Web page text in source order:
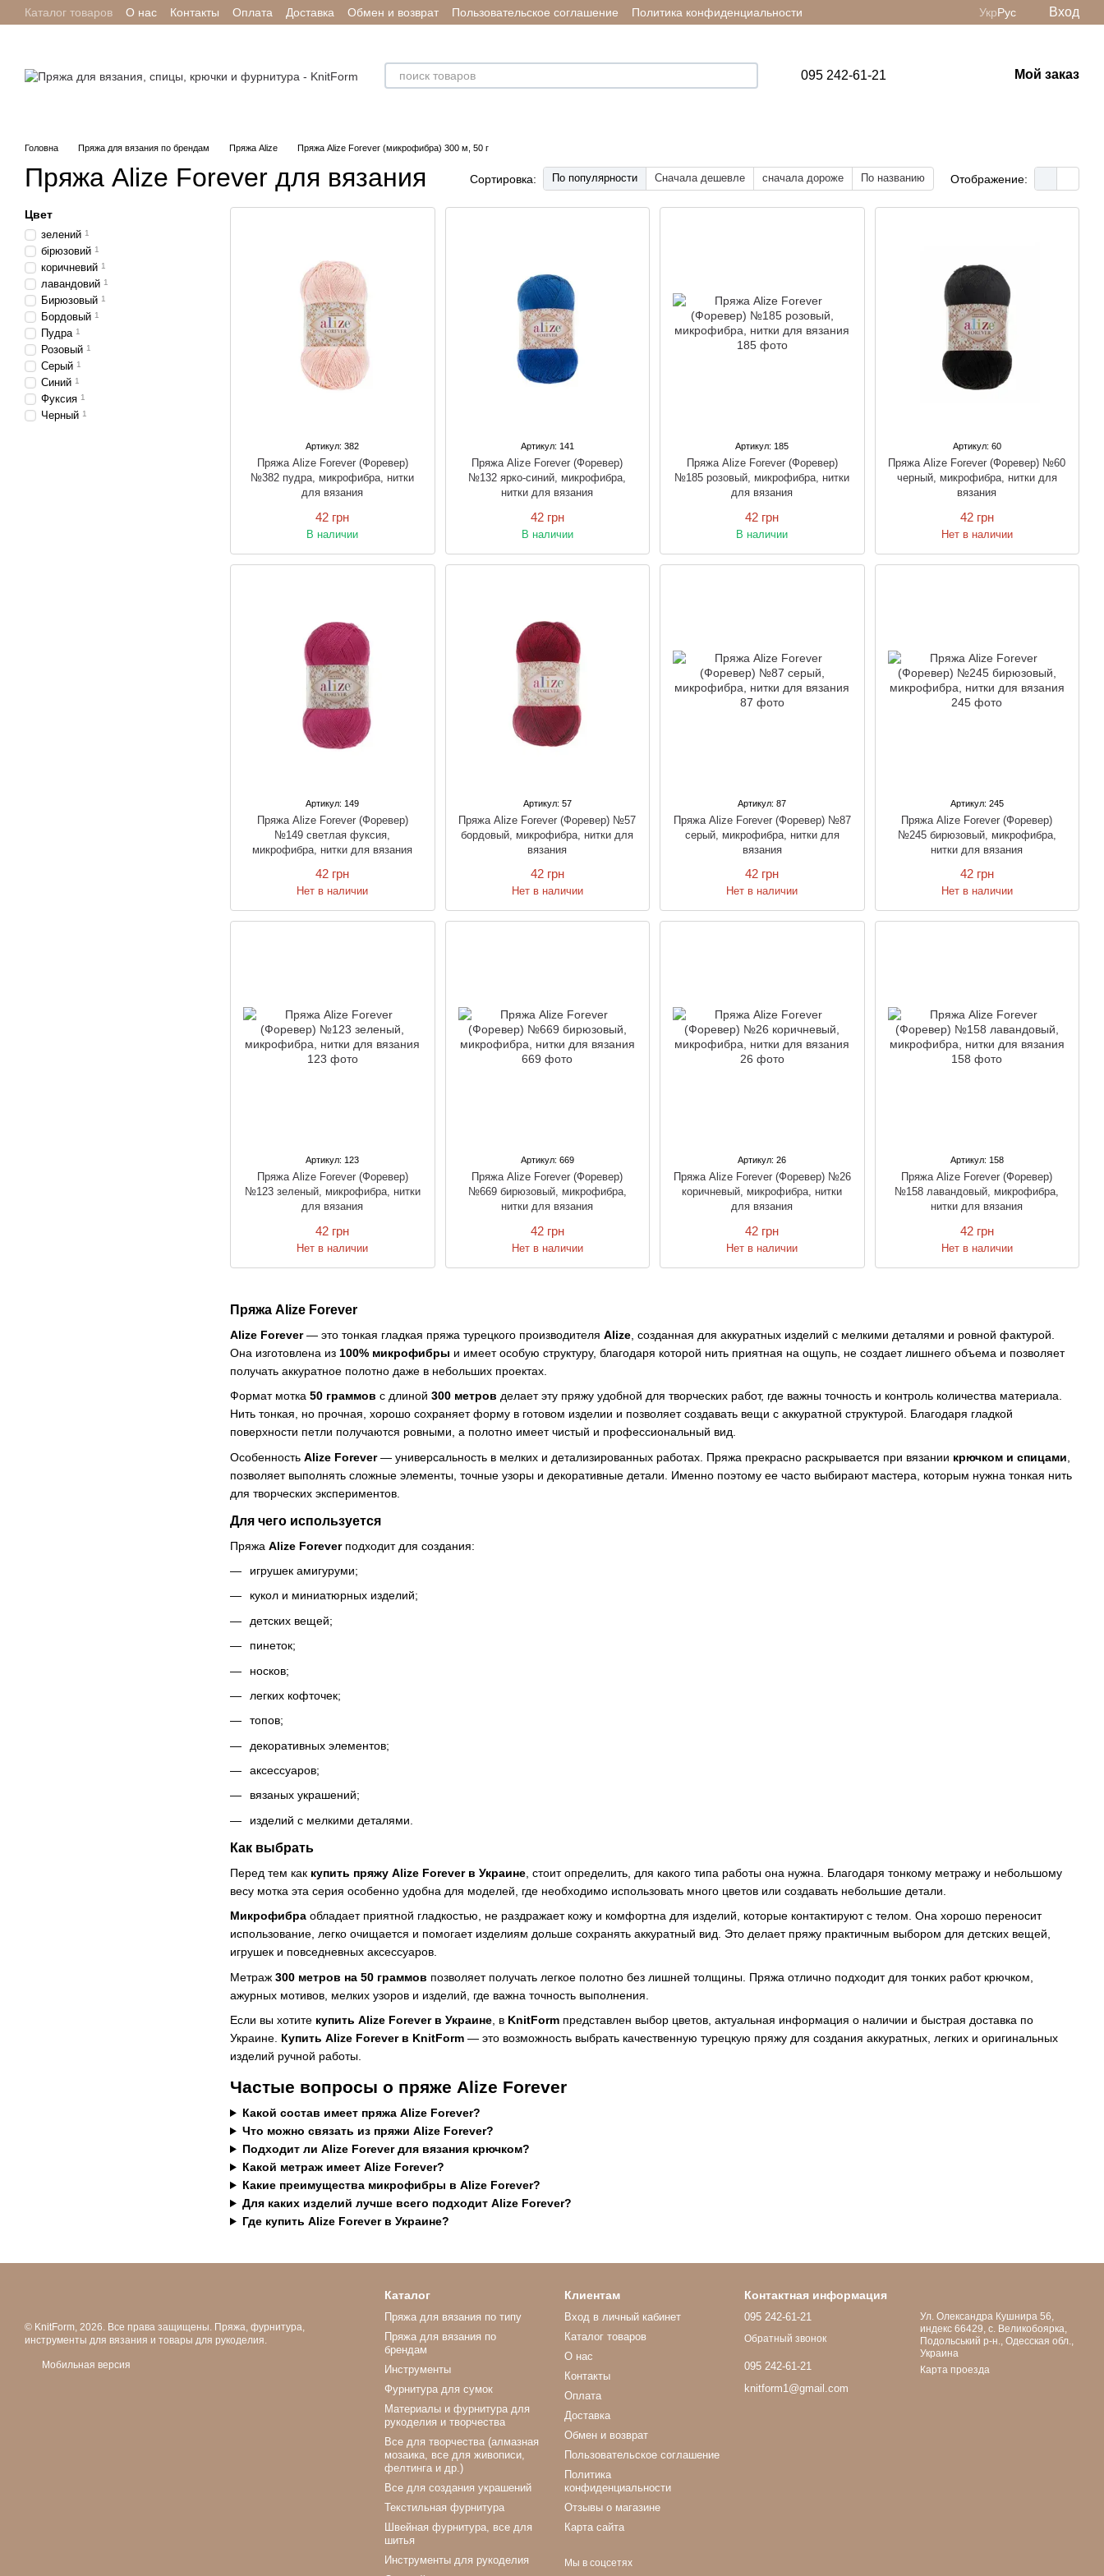
Перейти к основному контенту
Каталог товаров О нас Контакты Оплата Доставка Обмен и возврат Пользовательское соглашение
Политика конфиденциальности
Отзывы о магазине
УкрРус Вход
095 242-61-21 Мой заказ
Головна Пряжа для вязания по брендам Пряжа Alize Пряжа Alize Forever (микрофибра) 300 м, 50 г
Пряжа Alize Forever для вязания Сортировка: По популярности Сначала дешевле сначала дороже По названию Отображение:
Пряжа Alize Forever
Alize Forever— это тонкая гладкая пряжа турецкого производителя Alize , созданная для аккуратных изделий с мелкими деталями и ровной фактурой.
Она изготовлена из 100% микрофибры и имеет особую структуру, благодаря которой нить приятная на ощупь, не создает лишнего объема и позволяет
получать аккуратное полотно даже в небольших проектах.
Формат мотка 50 граммов с длиной 300 метров делает эту пряжу удобной для творческих работ, где важны точность и контроль количества материала.
Нить тонкая, но прочная, хорошо сохраняет форму в готовом изделии и позволяет создавать вещи с аккуратной структурой. Благодаря гладкой
поверхности петли получаются ровными, а полотно имеет чистый и профессиональный вид.
Особенность Alize Forever— универсальность в мелких и детализированных работах. Пряжа прекрасно раскрывается при вязании крючком и спицами
позволяет выполнять сложные элементы, точные узоры и декоративные детали. Именно поэтому ее часто выбирают мастера, которым нужна тонкая нить
для творческих экспериментов.
Для чего используется
Пряжа Alize Foreverподходит для создания:
игрушек амигуруми;
кукол и миниатюрных изделий;
детских вещей;
пинеток;
носков;
легких кофточек;
топов;
декоративных элементов;
аксессуаров;
вязаных украшений;
изделий с мелкими деталями.
Как выбрать
Перед тем как купить пряжу Alize Forever в Украине , стоит определить, для какого типа работы она нужна. Благодаря тонкому метражу и небольшому
весу мотка эта серия особенно удобна для моделей, где необходимо использовать много цветов или создавать небольшие детали.
Микрофибра обладает приятной гладкостью, не раздражает кожу и комфортна для изделий, которые контактируют с телом. Она хорошо переносит
использование, легко очищается и помогает изделиям дольше сохранять аккуратный вид. Это делает пряжу практичным выбором для детских вещей,
игрушек и повседневных аксессуаров.
Метраж 300 метров на 50 граммов позволяет получать легкое полотно без лишней толщины. Пряжа отлично подходит для тонких работ крючком,
ажурных мотивов, мелких узоров и изделий, где важна точность выполнения.
Если вы хотите купить Alize Forever в Украине , в KnitForm представлен выбор цветов, актуальная информация о наличии и быстрая доставка по
Украине. Купить Alize Forever в KnitForm — это возможность выбрать качественную турецкую пряжу для создания аккуратных, легких и оригинальных
изделий ручной работы.
Частые вопросы о пряже Alize Forever
Какой состав имеет пряжа Alize Forever?
Что можно связать из пряжи Alize Forever?
Подходит ли Alize Forever для вязания крючком?
Какой метраж имеет Alize Forever?
Какие преимущества микрофибры в Alize Forever?
Для каких изделий лучше всего подходит Alize Forever?
Где купить Alize Forever в Украине?
Артикул: 382
Пряжа Alize Forever (Форевер)
№382 пудра, микрофибра, нитки
для вязания
42 грн
В наличии
Артикул: 141
Пряжа Alize Forever (Форевер)
№132 ярко-синий, микрофибра,
нитки для вязания
42 грн
В наличии
Артикул: 185
Пряжа Alize Forever (Форевер)
№185 розовый, микрофибра, нитки
для вязания
42 грн
В наличии
Артикул: 60
Пряжа Alize Forever (Форевер) №60
черный, микрофибра, нитки для
вязания
42 грн
Нет в наличии
Артикул: 149
Пряжа Alize Forever (Форевер)
№149 светлая фуксия,
микрофибра, нитки для вязания
42 грн
Нет в наличии
Артикул: 57
Пряжа Alize Forever (Форевер) №57
бордовый, микрофибра, нитки для
вязания
42 грн
Нет в наличии
Артикул: 87
Пряжа Alize Forever (Форевер) №87
серый, микрофибра, нитки для
вязания
42 грн
Нет в наличии
Артикул: 245
Пряжа Alize Forever (Форевер)
№245 бирюзовый, микрофибра,
нитки для вязания
42 грн
Нет в наличии
Артикул: 123
Пряжа Alize Forever (Форевер)
№123 зеленый, микрофибра, нитки
для вязания
42 грн
Нет в наличии
Артикул: 669
Пряжа Alize Forever (Форевер)
№669 бирюзовый, микрофибра,
нитки для вязания
42 грн
Нет в наличии
Артикул: 26
Пряжа Alize Forever (Форевер) №26
коричневый, микрофибра, нитки
для вязания
42 грн
Нет в наличии
Артикул: 158
Пряжа Alize Forever (Форевер)
№158 лавандовый, микрофибра,
нитки для вязания
42 грн
Нет в наличии
Цвет
зелений 1
бірюзовий 1
коричневий 1
лавандовий 1
Бирюзовый 1
Бордовый 1
Пудра 1
Розовый 1
Серый 1
Синий 1
Фуксия 1
Черный 1
© KnitForm, 2026. Все права защищены. Пряжа, фурнитура,
инструменты для вязания и товары для рукоделия.
Мобильная версия
Каталог
Пряжа для вязания по типу
Пряжа для вязания по
брендам
Инструменты
Фурнитура для сумок
Материалы и фурнитура для
рукоделия и творчества
Все для творчества (алмазная
мозаика, все для живописи,
фелтинга и др.)
Все для создания украшений
Текстильная фурнитура
Швейная фурнитура, все для
шитья
Инструменты для рукоделия
Клиентам
Вход в личный кабинет
Каталог товаров
О нас
Контакты
Оплата
Доставка
Обмен и возврат
Пользовательское соглашение
Политика
конфиденциальности
Отзывы о магазине
Карта сайта
Мы в соцсетях
Контактная информация
095 242-61-21
Обратный звонок
095 242-61-21
knitform1@gmail.com
Ул. Олександра Кушнира 56,
индекс 66429, с. Великобоярка,
Подольський р-н., Одесская обл.,
Украина
Карта проезда